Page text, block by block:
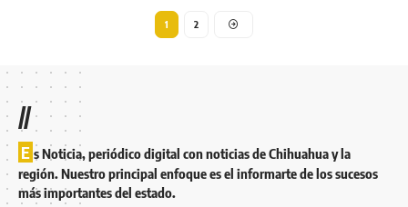
1 2
//
E s Noticia, periódico digital con noticias de Chihuahua y la
región. Nuestro principal enfoque es el informarte de los sucesos
más importantes del estado.